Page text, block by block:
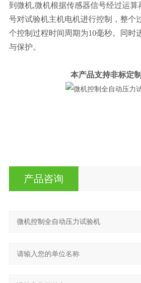
到微机,微机根据传感器信号经过运算
号对试验机主机电机进行控制，整个
个控制过程时间周期为10毫秒。同时
与保护。
本产品支持非标定制
产品咨询